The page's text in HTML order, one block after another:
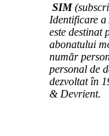
SIM
Identificare
este destinat
abonatului
număr
personal de
dezvoltat în
& Devrient.